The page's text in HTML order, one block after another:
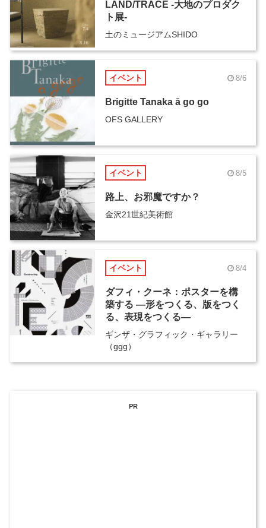
LAND/TRACE -大地のプロダク
ト展-
土のミュージアムSHIDO
イベント 8/6
Brigitte Tanaka ā go go
OFS GALLERY
イベント 8/5
路上、お邪魔ですか？
金沢21世紀美術館
イベント 8/4
ダフィ・クーネ：ポスターを構
築する ―形をつくる、版をつく
る、表現をつくる―
ギンザ・グラフィック・ギャラリー
（ggg）
PR